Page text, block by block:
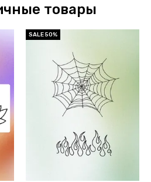
товары
SALE 50%